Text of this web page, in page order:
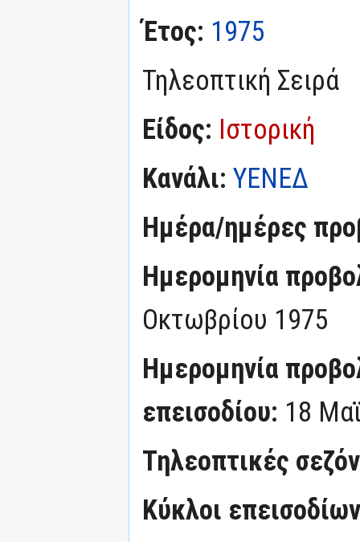
Έτος: 1975
Τηλεοπτική Σειρά
Είδος: Ιστορική
Κανάλι: ΥΕΝΕΔ
Ημέρα/ημέρες
Ημερομηνία
Οκτωβρίου 1975
Ημερομηνία
επεισοδίου: 18
Τηλεοπτικές
Κύκλοι